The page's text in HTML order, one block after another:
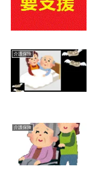
介護保険
介護保険